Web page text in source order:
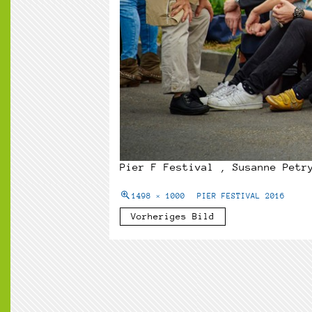
Pier F Festival , Susanne
1498 × 1000 PIER FESTIVAL 2016
Vorheriges Bild